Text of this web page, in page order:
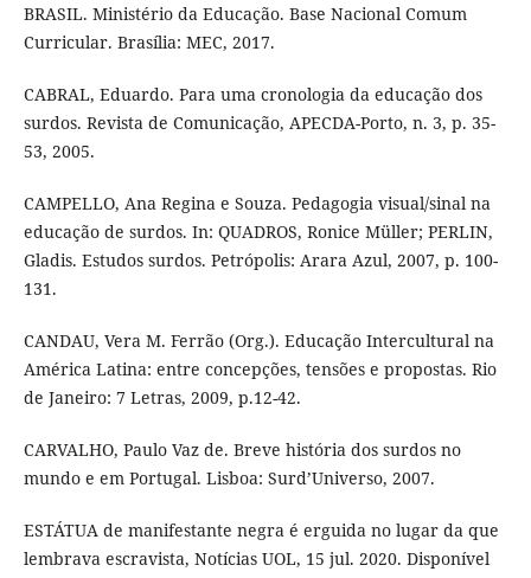
BRASIL. Ministério da Educação. Base Nacional Comum
Curricular. Brasília: MEC, 2017.
CABRAL, Eduardo. Para uma cronologia da educação dos
surdos. Revista de Comunicação, APECDA-Porto, n. 3, p. 35-
53, 2005.
CAMPELLO, Ana Regina e Souza. Pedagogia visual/sinal na
educação de surdos. In: QUADROS, Ronice Müller; PERLIN,
Gladis. Estudos surdos. Petrópolis: Arara Azul, 2007, p. 100-
131.
CANDAU, Vera M. Ferrão (Org.). Educação Intercultural na
América Latina: entre concepções, tensões e propostas. Rio
de Janeiro: 7 Letras, 2009, p.12-42.
CARVALHO, Paulo Vaz de. Breve história dos surdos no
mundo e em Portugal. Lisboa: Surd’Universo, 2007.
ESTÁTUA de manifestante negra é erguida no lugar da que
lembrava escravista, Notícias UOL, 15 jul. 2020. Disponível